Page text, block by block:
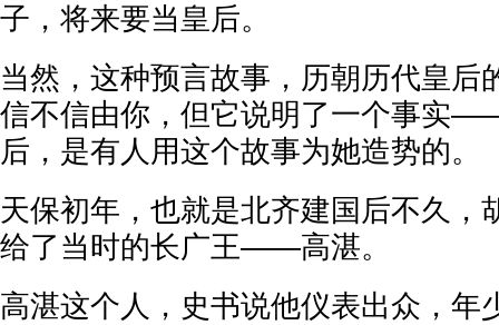
子，将来要当皇后。
当然，这种预言故事，历朝历代皇后
信不信由你，但它说明了一个事实
后，是有人用这个故事为她造势的。
天保初年，也就是北齐建国后不久，
给了当时的长广王——高湛。
高湛这个人，史书说他仪表出众，年